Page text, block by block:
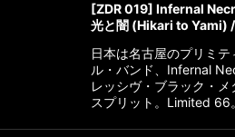
[ZDR 019] Infernal
光と闇 (Hikari to Yami)
日本は名古屋のプリミ
ル・バンド、Infernal
レッシヴ・ブラック・
スプリット。Limited 66。